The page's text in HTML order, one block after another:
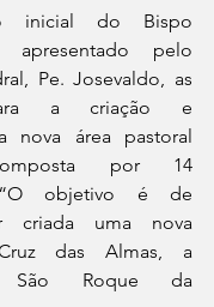
inicial do Bispo
apresentado pelo
Pe. Josevaldo, as
a criação e
nova área pastoral
por 14
“O objetivo é de
criada uma nova
das Almas, a
São Roque da